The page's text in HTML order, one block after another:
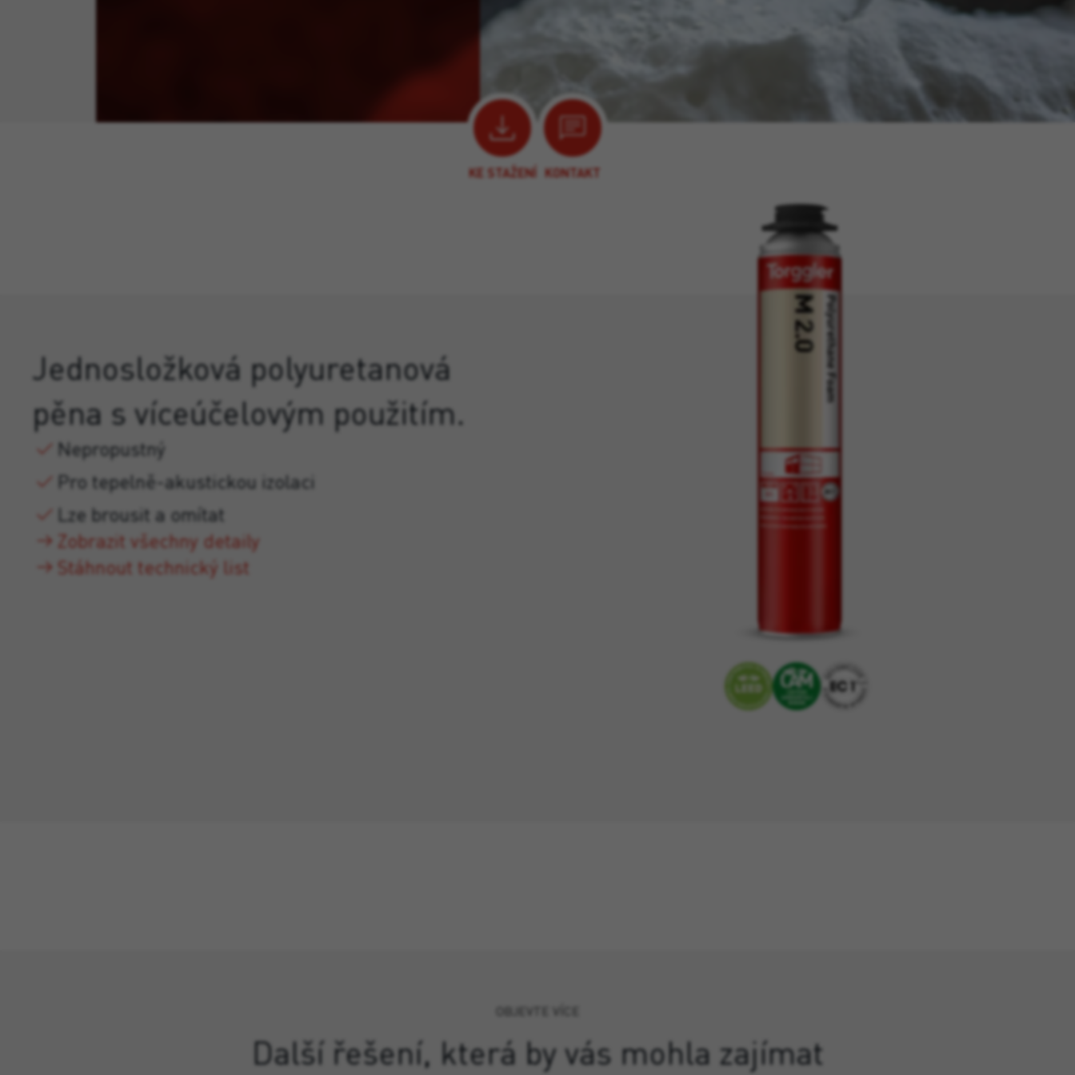
KE STAŽENÍ KONTAKT
Jednosložková polyuretanová
pěna s víceúčelovým použitím.
Nepropustný
Pro tepelně-akustickou izolaci
Lze brousit a omítat
Zobrazit všechny detaily
Stáhnout technický list
OBJEVTE VÍCE
Další řešení, která by vás mohla zajímat